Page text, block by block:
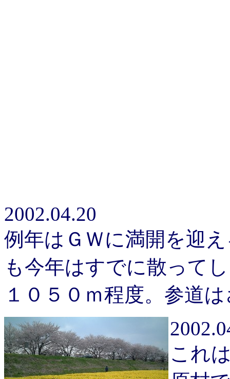
2002.04.20
例年はＧＷに満開を迎
も今年はすでに散って
１０５０ｍ程度。参道
これ